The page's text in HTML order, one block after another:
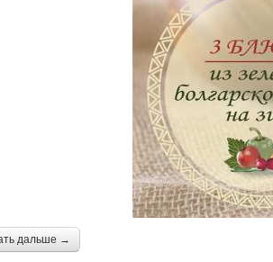
дальше →